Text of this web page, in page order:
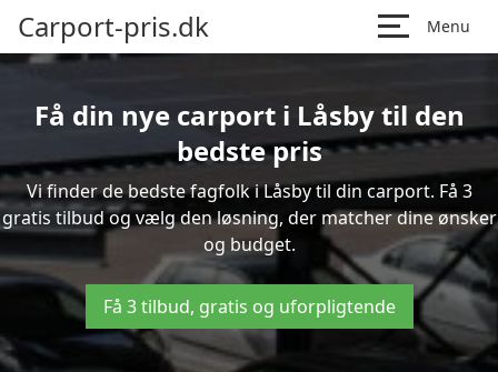
Carport-pris.dk Menu
Få din nye carport i Låsby til den
bedste pris
Vi finder de bedste fagfolk i Låsby til din carport. Få 3
gratis tilbud og vælg den løsning, der matcher dine ønsker
og budget.
Få 3 tilbud, gratis og uforpligtende